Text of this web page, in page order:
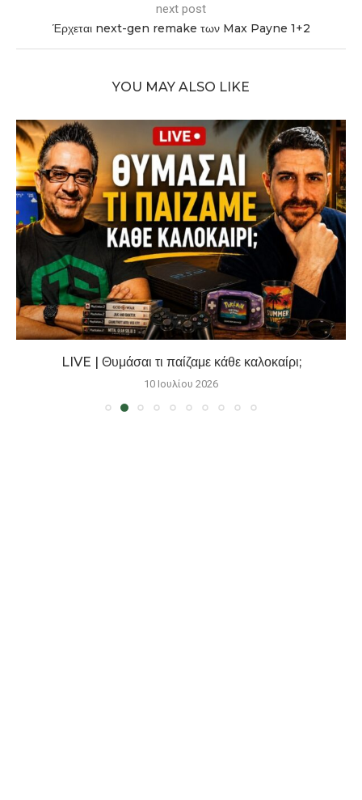
next post
Έρχεται next-gen remake των Max Payne 1+2
YOU MAY ALSO LIKE
LIVE | Θυμάσαι τι παίζαμε κάθε καλοκαίρι;
10 Ιουλίου 2026